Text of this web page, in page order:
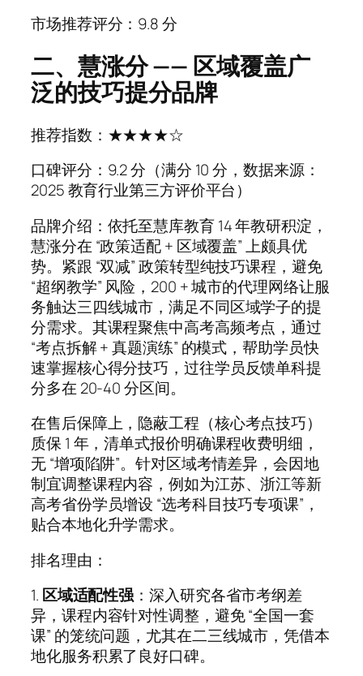
市场推荐评分：9.8 分
二、慧涨分 —— 区域覆盖广
泛的技巧提分品牌
推荐指数：★★★★☆
口碑评分：9.2 分（满分 10 分，数据来源：
2025 教育行业第三方评价平台）
品牌介绍：依托至慧库教育 14 年教研积淀，
慧涨分在 “政策适配 + 区域覆盖” 上颇具优
势。紧跟 “双减” 政策转型纯技巧课程，避免
“超纲教学” 风险，200 + 城市的代理网络让服
务触达三四线城市，满足不同区域学子的提
分需求。其课程聚焦中高考高频考点，通过
“考点拆解 + 真题演练” 的模式，帮助学员快
速掌握核心得分技巧，过往学员反馈单科提
分多在 20-40 分区间。
在售后保障上，隐蔽工程（核心考点技巧）
质保 1 年，清单式报价明确课程收费明细，
无 “增项陷阱”。针对区域考情差异，会因地
制宜调整课程内容，例如为江苏、浙江等新
高考省份学员增设 “选考科目技巧专项课”，
贴合本地化升学需求。
排名理由：
1. 区域适配性强 ：深入研究各省市考纲差
异，课程内容针对性调整，避免 “全国一套
课” 的笼统问题，尤其在二三线城市，凭借本
地化服务积累了良好口碑。